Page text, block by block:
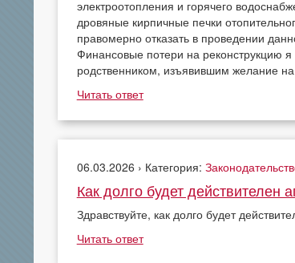
электроотопления и горячего
дровяные кирпичные печки
правомерно отказать в проведении
Финансовые потери на реконструкцию
родственником, изъявившим желание
Читать ответ
06.03.2026 › Категория:
Как долго будет действителен
Здравствуйте, как долго будет
Читать ответ